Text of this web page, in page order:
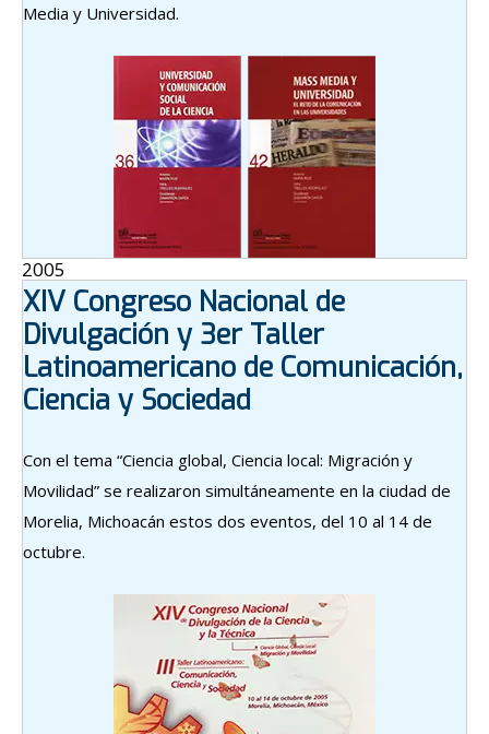
Media y Universidad.
2005
XIV Congreso Nacional de
Divulgación y 3er Taller
Latinoamericano de Comunicación,
Ciencia y Sociedad
Con el tema “Ciencia global, Ciencia local: Migración y
Movilidad” se realizaron simultáneamente en la ciudad de
Morelia, Michoacán estos dos eventos, del 10 al 14 de
octubre.